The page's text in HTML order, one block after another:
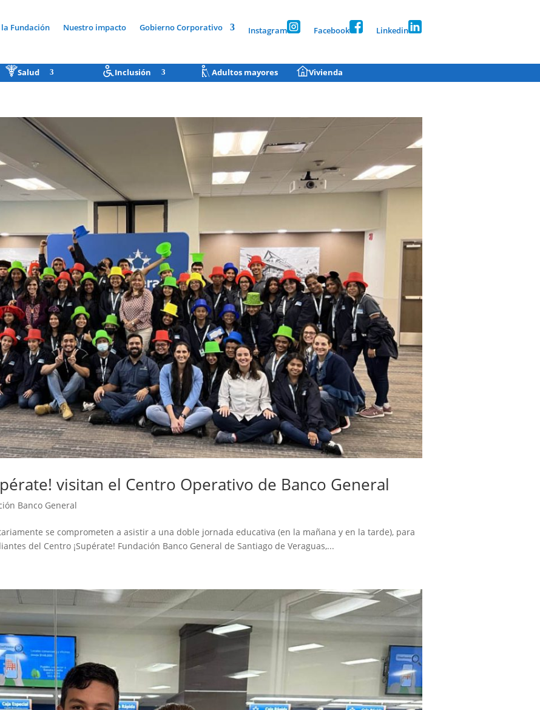
Fundación Nuestro impacto Gobierno Corporativo Instagram Facebook Linkedin
Salud Inclusión Adultos mayores Vivienda
visitan el Centro Operativo de Banco General
Banco General
se comprometen a asistir a una doble jornada educativa (en la mañana y en la tarde), para
del Centro ¡Supérate! Fundación Banco General de Santiago de Veraguas,...